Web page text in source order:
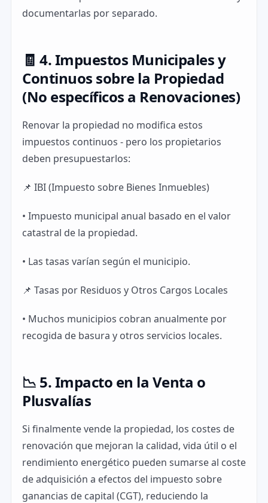
documentarlas por separado.
🧾 4. Impuestos Municipales y
Continuos sobre la Propiedad
(No específicos a Renovaciones)
Renovar la propiedad no modifica estos
impuestos continuos - pero los propietarios
deben presupuestarlos:
📌 IBI (Impuesto sobre Bienes Inmuebles)
• Impuesto municipal anual basado en el valor
catastral de la propiedad.
• Las tasas varían según el municipio.
📌 Tasas por Residuos y Otros Cargos Locales
• Muchos municipios cobran anualmente por
recogida de basura y otros servicios locales.
📉 5. Impacto en la Venta o
Plusvalías
Si finalmente vende la propiedad, los costes de
renovación que mejoran la calidad, vida útil o el
rendimiento energético pueden sumarse al coste
de adquisición a efectos del impuesto sobre
ganancias de capital (CGT), reduciendo la